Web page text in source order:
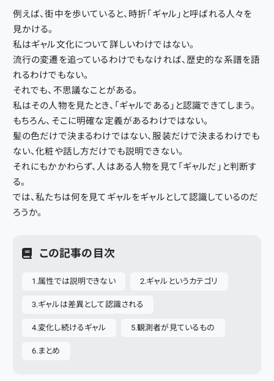
例えば、街中を歩いていると、時折「ギャル」と呼ばれる人々を
見かける。
私はギャル文化について詳しいわけではない。
流行の変遷を追っているわけでもなければ、歴史的な系譜を語
れるわけでもない。
それでも、不思議なことがある。
私はその人物を見たとき、「ギャルである」と認識できてしまう。
もちろん、そこに明確な定義があるわけではない。
髪の色だけで決まるわけではない、服装だけで決まるわけでも
ない、化粧や話し方だけでも説明できない。
それにもかかわらず、人はある人物を見て「ギャルだ」と判断す
る。
では、私たちは何を見てギャルをギャルとして認識しているのだ
ろうか。
この記事の目次
属性では説明できない ギャルというカテゴリ
ギャルは差異として認識される
変化し続けるギャル 観測者が見ているもの
まとめ